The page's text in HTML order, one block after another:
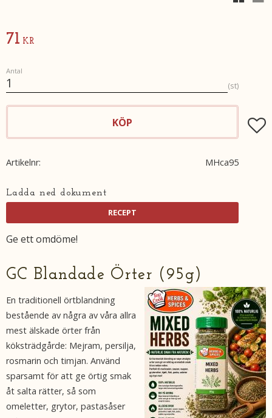
71 KR
Antal
st
KÖP
Artikelnr MHca95
Ladda ned dokument
Ge ett omdöme!
GC Blandade Örter (95g)
En traditionell örtblandning
bestående av några av våra allra
mest älskade örter från
köksträdgårde: Mejram, persilja,
rosmarin och timjan. Använd
sparsamt för att ge örtig smak
åt salta rätter, så som
omeletter, grytor, pastasåser